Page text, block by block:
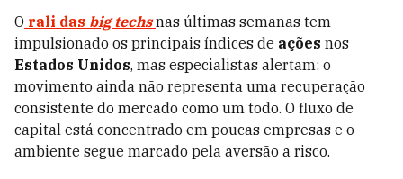
O rali das big techs nas últimas semanas tem
impulsionado os principais índices de ações nos
Estados Unidos, mas especialistas alertam: o
movimento ainda não representa uma recuperação
consistente do mercado como um todo. O fluxo de
capital está concentrado em poucas empresas e o
ambiente segue marcado pela aversão a risco.